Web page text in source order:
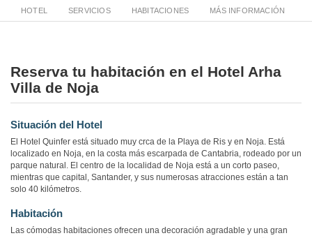
HOTEL SERVICIOS HABITACIONES MÁS INFORMACIÓN
Reserva tu habitación en el Hotel Arha
Villa de Noja
Situación del Hotel
El Hotel Quinfer está situado muy crca de la Playa de Ris y en Noja. Está
localizado en Noja, en la costa más escarpada de Cantabria, rodeado por un
parque natural. El centro de la localidad de Noja está a un corto paseo,
mientras que capital, Santander, y sus numerosas atracciones están a tan
solo 40 kilómetros.
Habitación
Las cómodas habitaciones ofrecen una decoración agradable y una gran